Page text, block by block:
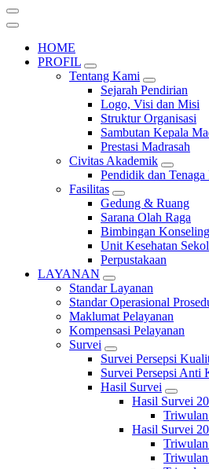
HOME
PROFIL
Tentang Kami
Sejarah Pendirian
Logo, Visi dan Misi
Struktur Organisasi
Sambutan Kepala
Prestasi Madrasah
Civitas Akademik
Pendidik dan
Fasilitas
Gedung & Ruang
Sarana Olah Raga
Bimbingan Konseling
Unit Kesehatan
Perpustakaan
LAYANAN
Standar Layanan
Standar Operasional
Maklumat Pelayanan
Kompensasi Pelayanan
Survei
Survei Persepsi
Survei Persepsi Anti
Hasil Survei
Hasil Survei
Triwulan
Hasil Survei